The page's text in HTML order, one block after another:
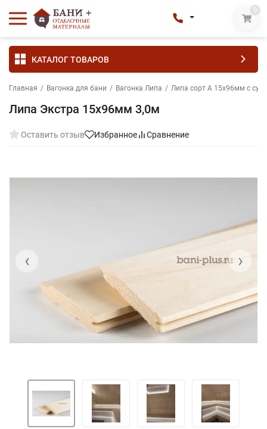
0
КАТАЛОГ ТОВАРОВ
Главная / Вагонка для бани / Вагонка Липа / Липа сорт А 15х96мм с
Липа Экстра 15х96мм 3,0м
Оставить отзыв Избранное Сравнение
‹ ›